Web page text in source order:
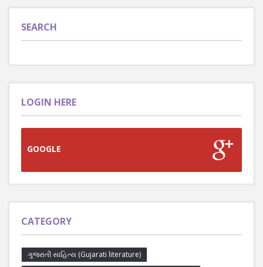
SEARCH
LOGIN HERE
GOOGLE
CATEGORY
ગુજરાતી સાહિત્ય (Gujarati literature)